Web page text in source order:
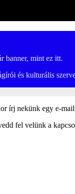
banner, mint ez itt.
és kulturális
írj nekünk egy e-
fel velünk a